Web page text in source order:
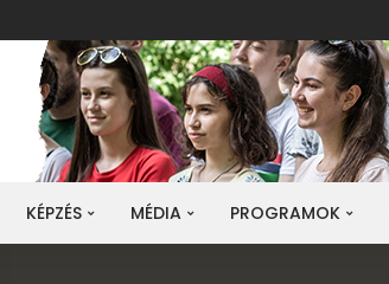
KÉPZÉS MÉDIA PROGRAMOK